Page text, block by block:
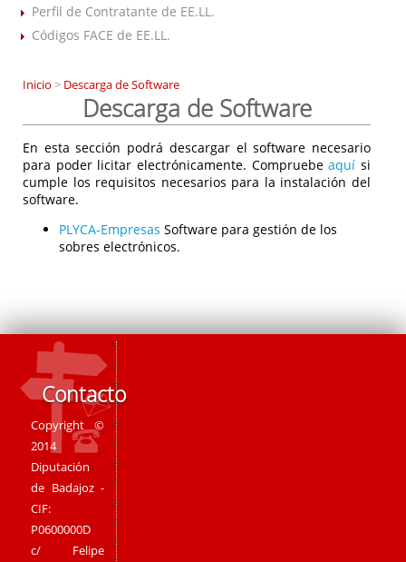
Perfil de Contratante de EE.LL.
Códigos FACE de EE.LL.
Inicio > Descarga de Software
Descarga de Software
En esta sección podrá descargar el software necesario
para poder licitar electrónicamente. Compruebeaquí si
cumple los requisitos necesarios para la instalación del
software.
PLYCA-Empresas Software para gestión de los
sobres electrónicos.
Contacto
Copyright ©
2014
Diputación
de Badajoz -
CIF:
P0600000D
c/ Felipe